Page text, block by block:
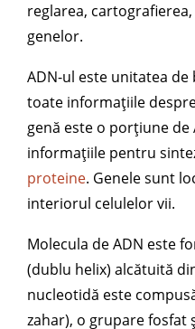
reglarea,
genelor.
ADN-ul este unitatea
toate informațiile
genă este o porțiune de
informațiile pentru
proteine. Genele sunt
interiorul celulelor vii.
Molecula de ADN este
(dublu helix) alcătuită
nucleotidă este
zahar), o grupare fosfat